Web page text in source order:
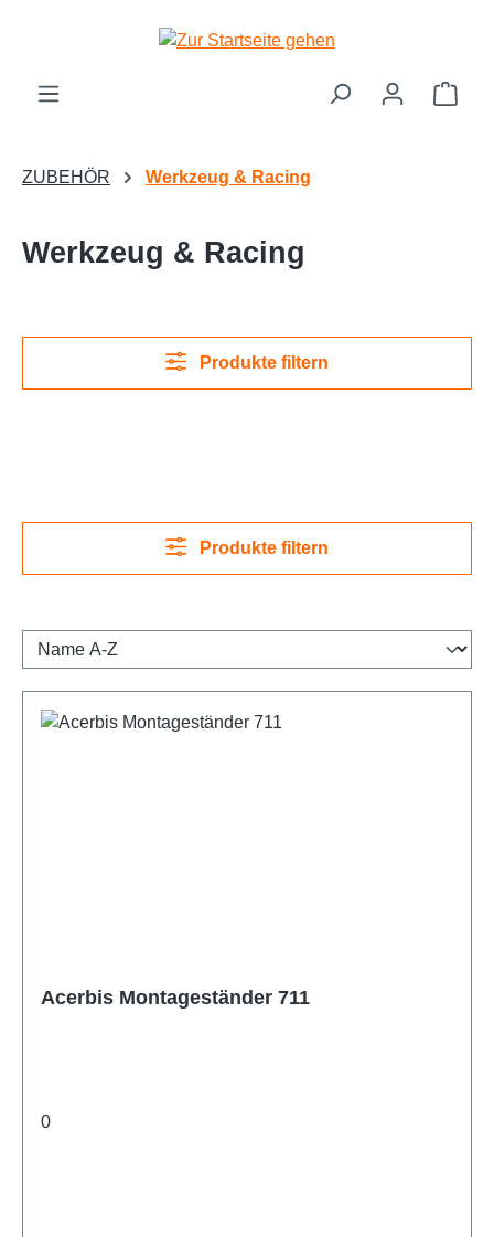
Zum Hauptinhalt springen
ZUBEHÖR Werkzeug & Racing
Werkzeug & Racing
Produkte filtern
Produkte filtern
Acerbis Montageständer 711
0